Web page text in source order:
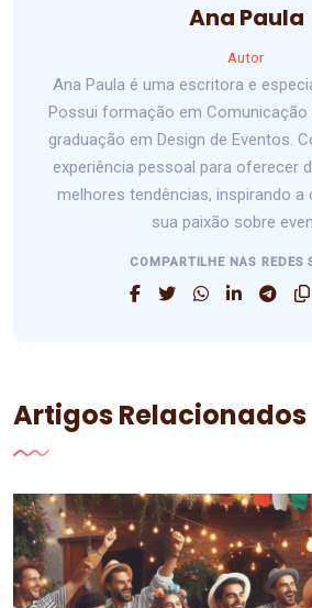
Ana Paula
Autor
Ana Paula é uma escritora e
Possui formação em Comunicação
graduação em Design de Eventos.
experiência pessoal para oferecer
melhores tendências, inspirando a
sua paixão sobre
COMPARTILHE NAS REDES
Artigos Relacionados